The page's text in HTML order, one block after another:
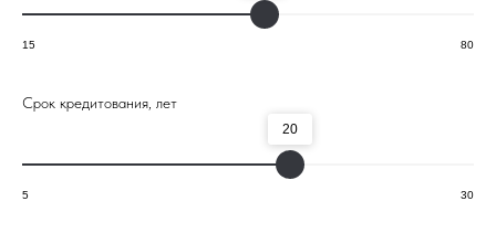
15 80
Срок кредитования, лет
20
5 30